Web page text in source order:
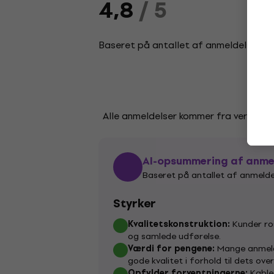
4,8/ 5
Baseret på antallet af anmeldelser: 56
Alle anmeldelser kommer fra
AI-opsummering af
Baseret på antallet af
Styrker
Kvalitetskonstruktion: Kunder
og samlede udførelse.
Værdi for pengene: Mange
gode kvalitet i forhold til dets